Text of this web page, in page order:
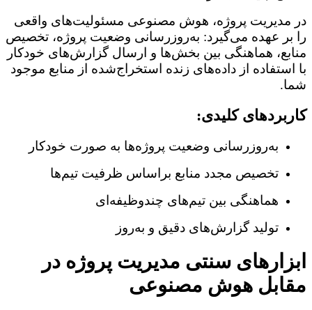
در مدیریت پروژه، هوش مصنوعی مسئولیت‌های واقعی
را بر عهده می‌گیرد: به‌روزرسانی وضعیت پروژه، تخصیص
منابع، هماهنگی بین بخش‌ها و ارسال گزارش‌های خودکار
با استفاده از داده‌های زنده استخراج‌شده از منابع موجود
شما.
کاربردهای کلیدی:
به‌روزرسانی وضعیت پروژه‌ها به صورت خودکار
تخصیص مجدد منابع براساس ظرفیت تیم‌ها
هماهنگی بین تیم‌های چندوظیفه‌ای
تولید گزارش‌های دقیق و به‌روز
ابزارهای سنتی مدیریت پروژه در
مقابل هوش مصنوعی